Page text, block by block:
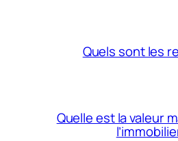
Quels sont les
Quelle est la valeur